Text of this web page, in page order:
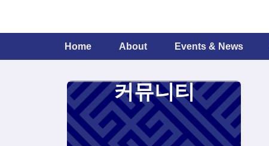
Home About Events & News
커뮤니티